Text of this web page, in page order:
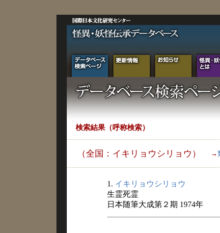
検索結果（呼称検索）
（全国：イキリョウシリョウ） →
1. イキリョウシリョウ
生霊死霊
日本随筆大成第２期 1974年